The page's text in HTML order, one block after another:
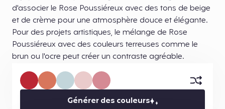
d'associer le Rose Poussiéreux avec des tons de beige
et de crème pour une atmosphère douce et élégante.
Pour des projets artistiques, le mélange de Rose
Poussiéreux avec des couleurs terreuses comme le
brun ou l'ocre peut créer un contraste agréable.
Générer des couleurs